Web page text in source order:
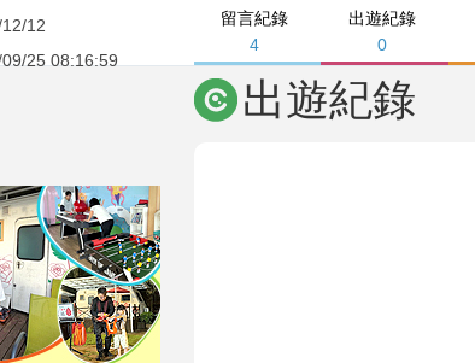
留言紀錄
4
出遊紀錄
0
12
25 08:16:59
出遊紀錄